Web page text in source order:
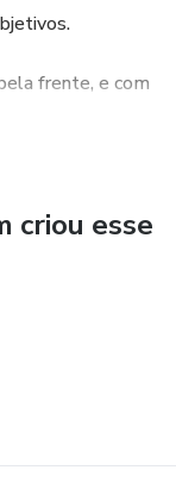
frente, e com
empresa e
criou esse